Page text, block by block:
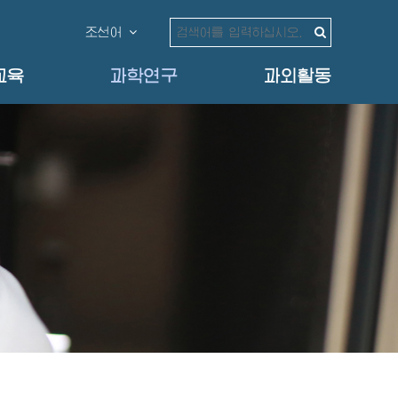
조선어
육 과학연구 과외활동